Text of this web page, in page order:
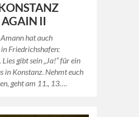
AGAIN II
hat auch
Friedrichshafen:
gibt sein „Ja!“ für ein
in Konstanz. Nehmt euch
geht am 11., 13….